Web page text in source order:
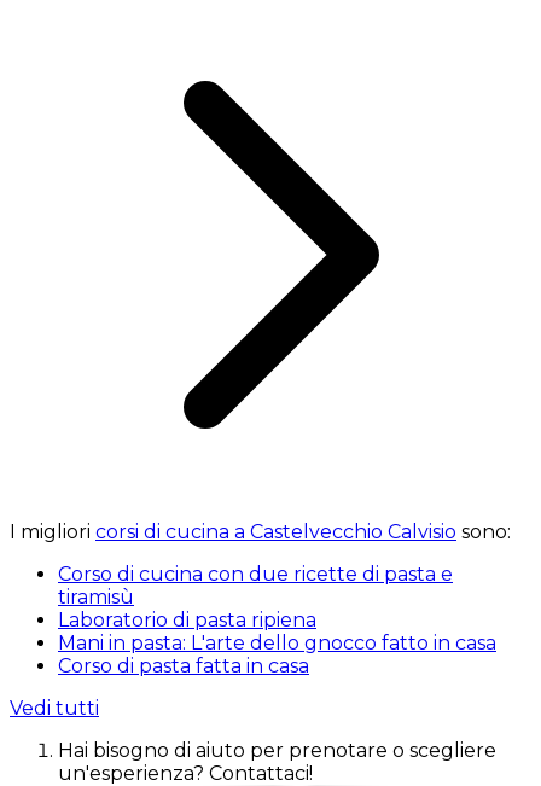
I migliori corsi di cucina a Castelvecchio Calvisio sono:
Corso di cucina con due ricette di pasta e
tiramisù
Laboratorio di pasta ripiena
Mani in pasta: L'arte dello gnocco fatto in casa
Corso di pasta fatta in casa
Vedi tutti
Hai bisogno di aiuto per prenotare o scegliere
un'esperienza? Contattaci!